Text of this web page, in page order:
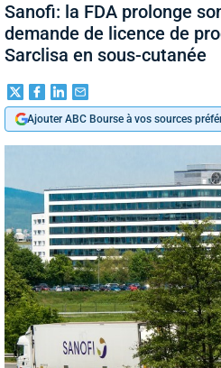
Sanofi: la FDA prolonge
demande de licence de
Sarclisa en sous-cutanée
Ajouter ABC Bourse à vos sources